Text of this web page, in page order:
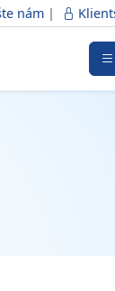
nám |